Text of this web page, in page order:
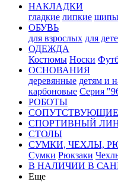
НАКЛАДКИ
гладкие липкие шипы
ОБУВЬ
для взрослых для
ОДЕЖДА
Костюмы Носки
ОСНОВАНИЯ
деревянные детям и
карбоновые Серия
РОБОТЫ
СПОРТИВНЫЙ
СТОЛЫ
СУМКИ, ЧЕХЛЫ,
Сумки Рюкзаки
В НАЛИЧИИ В
Еще